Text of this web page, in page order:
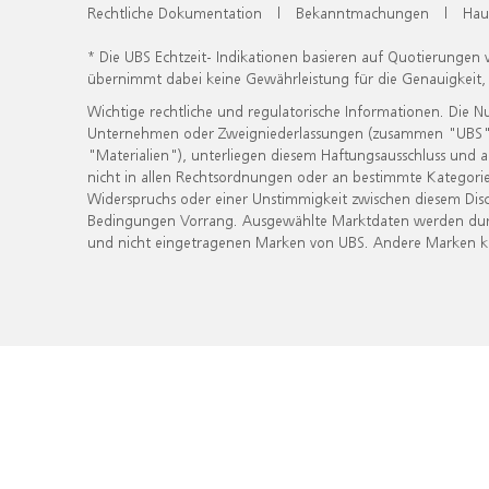
Rechtliche Dokumentation | Bekanntmachungen |
* Die UBS Echtzeit- Indikationen basieren auf
übernimmt dabei keine Gewährleistung für die
Wichtige rechtliche und regulatorische Informationen. Die
Unternehmen oder Zweigniederlassungen (zusammen
"Materialien"), unterliegen diesem Haftungsausschluss
nicht in allen Rechtsordnungen oder an bestimmte
Widerspruchs oder einer Unstimmigkeit zwischen diesem
Bedingungen Vorrang. Ausgewählte Marktdaten werden
und nicht eingetragenen Marken von UBS. Andere Marken